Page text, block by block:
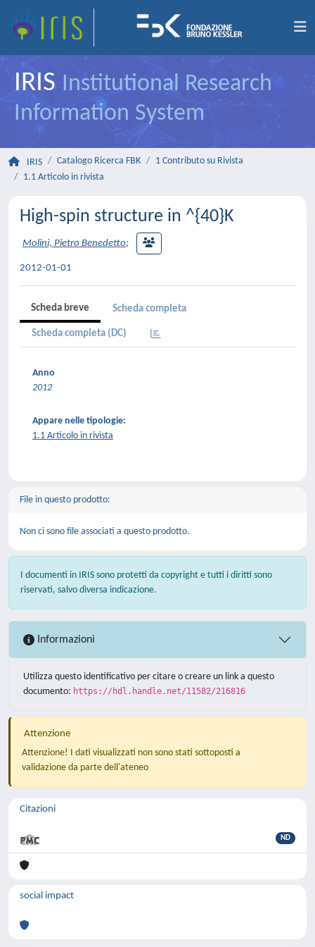
IRIS Institutional Research
Information System
IRIS Catalogo Ricerca FBK
1 Contributo su Rivista
1.1 Articolo in rivista
High-spin structure in ^{40}K
Molini, Pietro Benedetto;
2012-01-01
Scheda breve Scheda completa
Scheda completa (DC)
Anno
2012
Appare nelle tipologie:
1.1 Articolo in rivista
File in questo prodotto:
Non ci sono file associati a questo prodotto.
I documenti in IRIS sono protetti da copyright e tutti i diritti sono
riservati, salvo diversa indicazione.
Informazioni
Utilizza questo identificativo per citare o creare un link a questo
documento: https://hdl.handle.net/11582/216816
Attenzione
Attenzione! I dati visualizzati non sono stati sottoposti a
validazione da parte dell'ateneo
Citazioni
ND
social impact